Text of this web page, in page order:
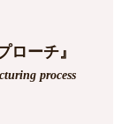
ローチ』
process